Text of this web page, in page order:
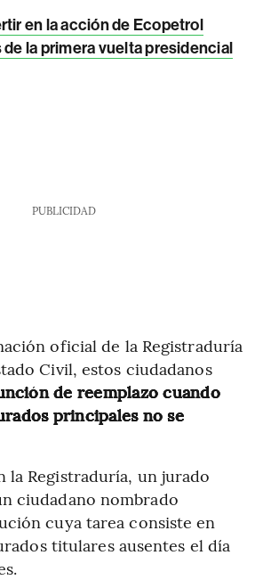
en la acción de Ecopetrol
la primera vuelta presidencial
PUBLICIDAD
oficial de la Registraduría
Civil, estos ciudadanos
de reemplazo cuando
principales no se
la Registraduría, un jurado
ciudadano nombrado
cuya tarea consiste en
titulares ausentes el día